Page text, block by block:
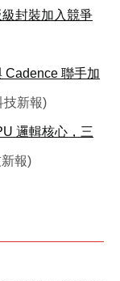
封裝加入競爭
Cadence 聯手加
技新報)
邏輯核心，三
報)